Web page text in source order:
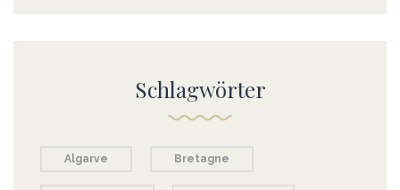
Schlagwörter
Algarve Bretagne